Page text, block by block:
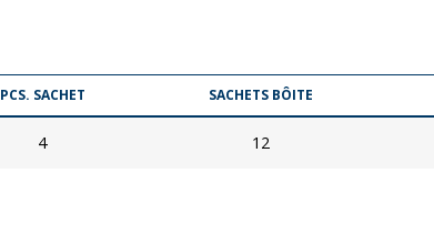
PCS. SACHET SACHETS BÔITE
4 12